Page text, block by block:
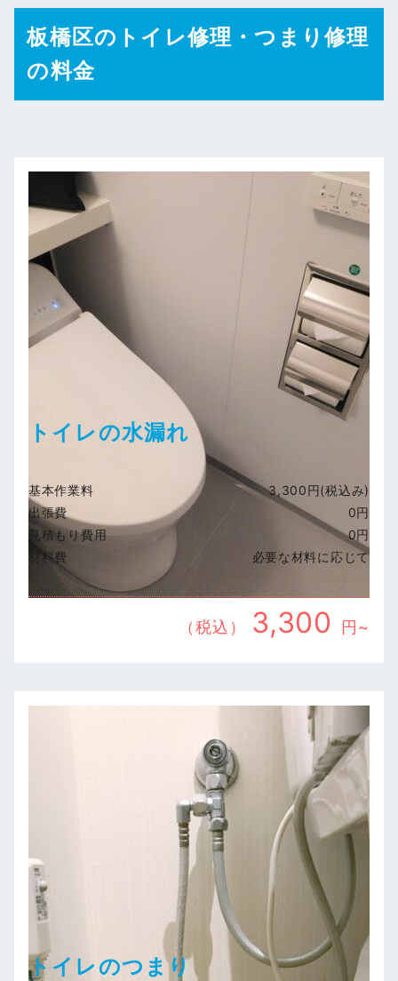
板橋区のトイレ修理・つまり修理
の料金
トイレの水漏れ
基本作業料
3,300円(税込み)
出張費
0円
見積もり費用
0円
材料費
必要な材料に応じて
（税込） 3,300 円~
トイレのつまり